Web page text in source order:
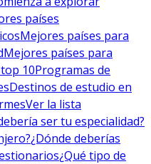
países
Mejores países para
Mejores países para
10Programas de
Destinos de estudio en
Ver la lista
ser tu especialidad?
¿Dónde deberías
¿Qué tipo de